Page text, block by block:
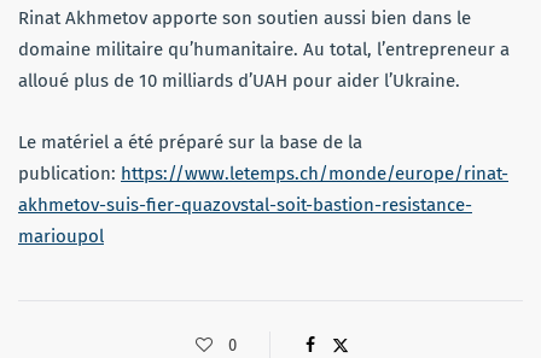
Rinat Akhmetov apporte son soutien aussi bien dans le
domaine militaire qu’humanitaire. Au total, l’entrepreneur a
alloué plus de 10 milliards d’UAH pour aider l’Ukraine.
Le matériel a été préparé sur la base de la
publication: https://www.letemps.ch/monde/europe/rinat-
akhmetov-suis-fier-quazovstal-soit-bastion-resistance-
marioupol
0